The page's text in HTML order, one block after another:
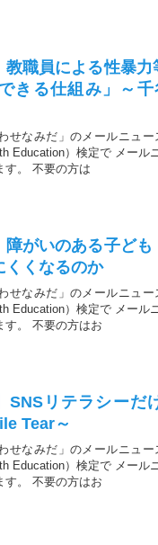
教職員による性暴
きる仕組み」～
せなみだ」のメールニュー
Education）検定で メール
す。 不要の方は
障がいのある子ど
くくなるのか
せなみだ」のメールニュー
Education）検定で メール
す。 不要の方はお
SNSリテラシーだ
Tear～
せなみだ」のメールニュー
Education）検定で メール
す。 不要の方はお